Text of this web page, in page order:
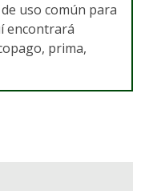
uso común para
encontrará
prima,